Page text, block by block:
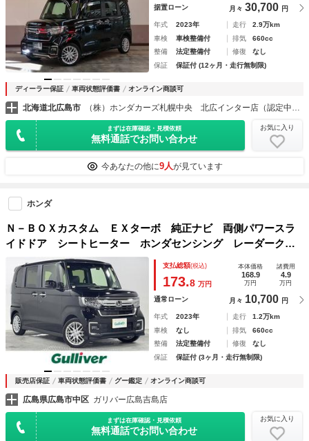
据置ローン 月々 30,700 円
年式 2023年 走行
2.9万km
車検
車検整備付 排気
660cc
整備
法定整備付 修復
なし
保証
保証付 (12ヶ月・走行無制限)
ディーラー保証 車両状態評価書 オンライン商談可
北海道北広島市
まずは在庫確認・見積依頼
無料通話でお問い合わせ
お気に入り
今あなたの他に9人が見ています
ホンダ
Ｎ－ＢＯＸカスタム ＥＸターボ 純正ナビ 両側パワースラ
イドドア シートヒーター ホンダセンシング レーダークル
ーズ 衝突軽減ブレーキ オートハイビーム ＬＥＤヘッドラ
ンプ 電動パーキングブレーキ フルセグＴＶ ＥＴＣ ドラ
レコ
支払総額(税込)
173.8 万円
本体価格
168.9
万円
諸費用
4.9
万円
通常ローン 月々 10,700 円
年式 2023年 走行
1.2万km
車検
なし 排気
660cc
整備
法定整備付 修復
なし
保証
保証付 (3ヶ月・走行無制限)
販売店保証 車両状態評価書 グー鑑定 オンライン商談可
広島県広島市中区 ガリバー広島吉島店
まずは在庫確認・見積依頼
無料通話でお問い合わせ
お気に入り